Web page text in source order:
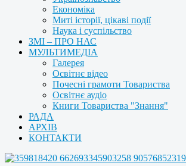
Економіка
Миті історії, цікаві події
Наука і суспільство
ЗМІ – ПРО НАС
МУЛЬТИМЕДІА
Галерея
Освітнє відео
Почесні грамоти Товариства
Освітнє аудіо
Книги Товариства "Знання"
РАДА
АРХІВ
КОНТАКТИ